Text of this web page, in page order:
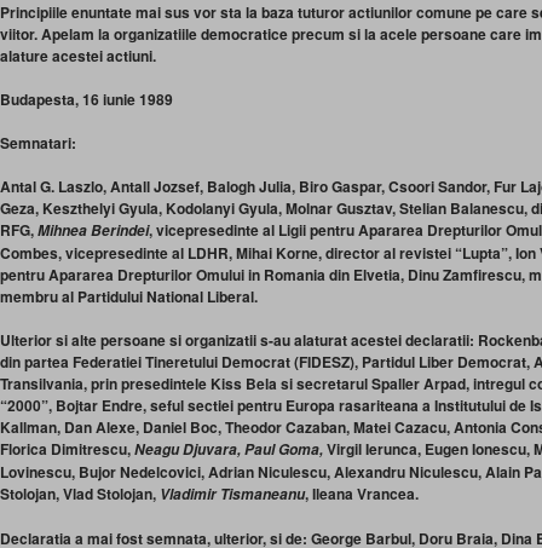
Principiile enuntate mai sus vor sta la baza tuturor actiunilor comune pe care
viitor. Apelam la organizatiile democratice precum si la acele persoane care
alature acestei actiuni.
Budapesta, 16 iunie 1989
Semnatari:
Antal G. Laszlo, Antall Jozsef, Balogh Julia, Biro Gaspar, Csoori Sandor, Fur
Geza, Keszthelyi Gyula, Kodolanyi Gyula, Molnar Gusztav, Stelian Balanescu,
RFG,Mihnea Berindei, vicepresedinte al Ligii pentru Apararea Drepturilor
Combes, vicepresedinte al LDHR, Mihai Korne, director al revistei “Lupta”,
pentru Apararea Drepturilor Omului in Romania din Elvetia, Dinu Zamfirescu,
membru al Partidului National Liberal.
Ulterior si alte persoane si organizatii s-au alaturat acestei declaratii:
din partea Federatiei Tineretului Democrat (FIDESZ), Partidul Liber Democrat,
Transilvania, prin presedintele Kiss Bela si secretarul Spaller Arpad, intregul
“2000”, Bojtar Endre, seful sectiei pentru Europa rasariteana a Institutului de
Kallman, Dan Alexe, Daniel Boc, Theodor Cazaban, Matei Cazacu, Antonia
Florica Dimitrescu,Neagu Djuvara, Paul Goma,Virgil Ierunca, Eugen Ionescu,
Lovinescu, Bujor Nedelcovici, Adrian Niculescu, Alexandru Niculescu, Alain
Stolojan, Vlad Stolojan, Vladimir Tismaneanu, Ileana Vrancea.
Declaratia a mai fost semnata, ulterior, si de: George Barbul, Doru Braia,